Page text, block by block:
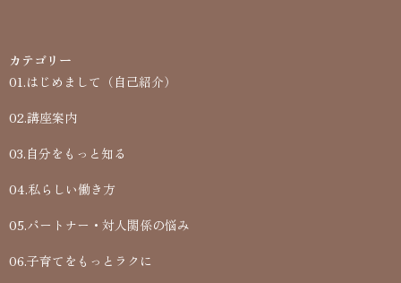
カテゴリー
01.はじめまして（自己紹介）
02.講座案内
03.自分をもっと知る
04.私らしい働き方
05.パートナー・対人関係の悩み
06.子育てをもっとラクに